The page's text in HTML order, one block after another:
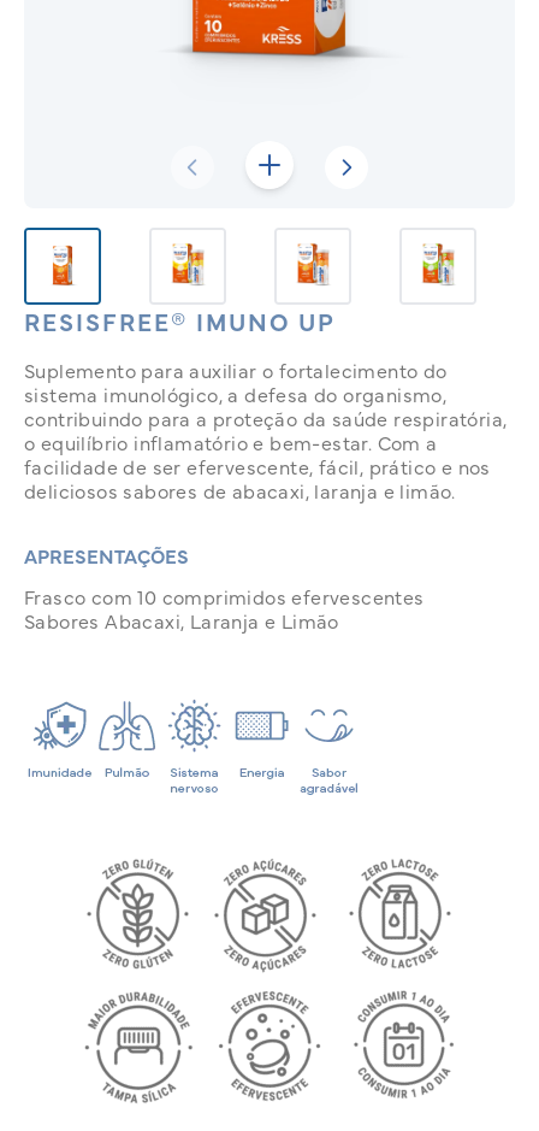
RESISFREE® IMUNO UP
Suplemento para auxiliar o fortalecimento do
sistema imunológico, a defesa do organismo,
contribuindo para a proteção da saúde respiratória,
o equilíbrio inflamatório e bem-estar. Com a
facilidade de ser efervescente, fácil, prático e nos
deliciosos sabores de abacaxi, laranja e limão.
APRESENTAÇÕES
Frasco com 10 comprimidos efervescentes
Sabores Abacaxi, Laranja e Limão